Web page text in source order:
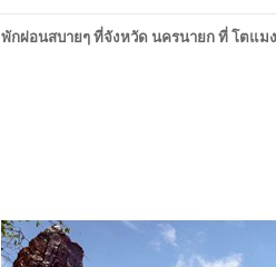
พักผ่อนสบายๆ ที่จังหวัด นครนายก ที่ โตแม